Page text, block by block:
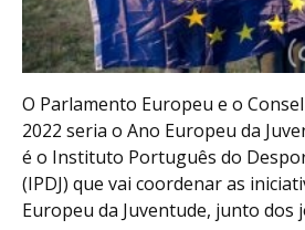
O Parlamento Europeu e o
2022 seria o Ano Europeu da
é o Instituto Português do
(IPDJ) que vai coordenar as
Europeu da Juventude, junto dos